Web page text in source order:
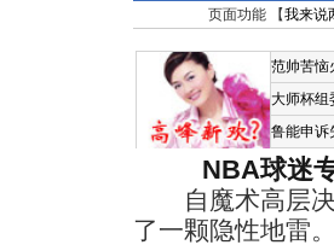
页面功能 【我来说
范帅苦恼
大师杯组
鲁能申诉
NBA球迷
自魔术高层决
了一颗隐性地雷